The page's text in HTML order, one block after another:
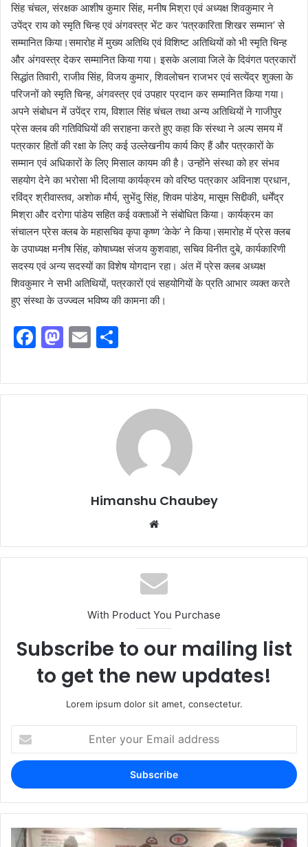
सिंह चंचल, संरक्षक आशीष कुमार सिंह, मनीष मिश्रा एवं अध्यक्ष शिवकुमार ने
उपेंद्र राय को स्मृति चिन्ह एवं अंगवस्त्र भेंट कर ‘पत्रकारिता शिखर सम्मान’ से
सम्मानित किया।समारोह में मुख्य अतिथि एवं विशिष्ट अतिथियों को भी स्मृति चिन्ह
और अंगवस्त्र देकर सम्मानित किया गया। इसके अलावा जिले के दिवंगत पत्रकारों
सिद्धांत तिवारी, राजीव सिंह, विजय कुमार, शिवलोचन राजभर एवं सत्येंद्र शुक्ला के
परिजनों को स्मृति चिन्ह, अंगवस्त्र एवं उपहार प्रदान कर सम्मानित किया गया।
अपने संबोधन में उपेंद्र राय, विशाल सिंह चंचल तथा अन्य अतिथियों ने गाजीपुर
प्रेस क्लब की गतिविधियों की सराहना करते हुए कहा कि संस्था ने अल्प समय में
पत्रकार हितों की रक्षा के लिए कई उल्लेखनीय कार्य किए हैं और पत्रकारों के
सम्मान एवं अधिकारों के लिए मिसाल कायम की है। उन्होंने संस्था को हर संभव
सहयोग देने का भरोसा भी दिलाया कार्यक्रम को वरिष्ठ पत्रकार अविनाश प्रधान,
रविंद्र श्रीवास्तव, अशोक मौर्य, सुभेंदु सिंह, शिवम पांडेय, मासूम सिद्दीकी, धर्मेंद्र
मिश्रा और दरोगा पांडेय सहित कई वक्ताओं ने संबोधित किया। कार्यक्रम का
संचालन प्रेस क्लब के महासचिव कृपा कृष्ण ‘केके’ ने किया।समारोह में प्रेस क्लब
के उपाध्यक्ष मनीष सिंह, कोषाध्यक्ष संजय कुशवाहा, सचिव विनीत दुबे, कार्यकारिणी
सदस्य एवं अन्य सदस्यों का विशेष योगदान रहा। अंत में प्रेस क्लब अध्यक्ष
शिवकुमार ने सभी अतिथियों, पत्रकारों एवं सहयोगियों के प्रति आभार व्यक्त करते
हुए संस्था के उज्ज्वल भविष्य की कामना की।
F
c
e
M
st
o
E
ai
l
ar
e
Himanshu Chaubey
With Product You Purchase
Subscribe to our mailing list
to get the new updates!
Lorem ipsum dolor sit amet, consectetur.